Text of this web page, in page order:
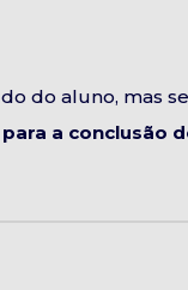
do aluno, mas
a conclusão